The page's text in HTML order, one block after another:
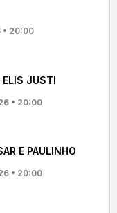
20:00
JUSTI
• 20:00
E PAULINHO
• 20:00